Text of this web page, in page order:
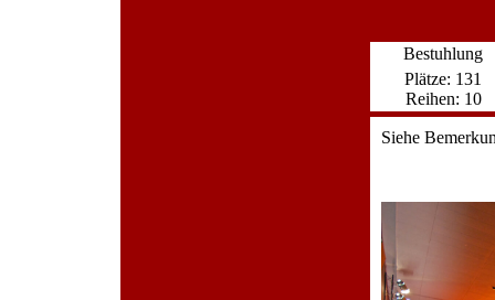
Bestuhlung
Plätze: 131
Reihen: 10
Siehe